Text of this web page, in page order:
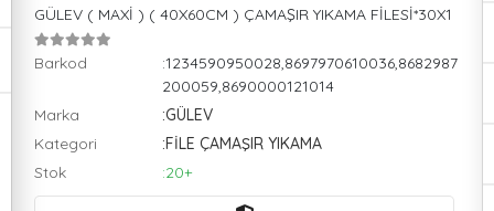
GÜLEV ( MAXİ ) ( 40X60CM ) ÇAMAŞIR YIKAMA FİLESİ*30X1
Barkod
:1234590950028,8697970610036,8682987
200059,8690000121014
Marka
:GÜLEV
Kategori
:FİLE ÇAMAŞIR YIKAMA
Stok
:20+